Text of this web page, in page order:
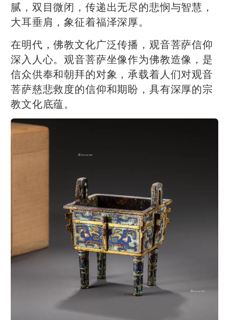
腻，双目微闭，传递出无尽的悲悯与智慧，
大耳垂肩，象征着福泽深厚。
在明代，佛教文化广泛传播，观音菩萨信仰
深入人心。观音菩萨坐像作为佛教造像，是
信众供奉和朝拜的对象，承载着人们对观音
菩萨慈悲救度的信仰和期盼，具有深厚的宗
教文化底蕴。